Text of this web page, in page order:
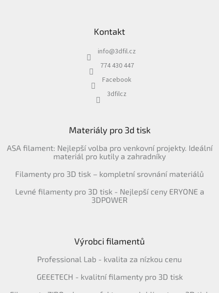
Kontakt
info@3dfil.cz
774 430 447
Facebook
3dfilcz
Materiály pro 3d tisk
ASA filament: Nejlepší volba pro venkovní projekty. Ideální
materiál pro kutily a zahradníky
Filamenty pro 3D tisk – kompletní srovnání materiálů
Levné filamenty pro 3D tisk - Nejlepší ceny ERYONE a
3DPOWER
Výrobci filamentů
Professional Lab - kvalita za nízkou cenu
GEEETECH - kvalitní filamenty pro 3D tisk